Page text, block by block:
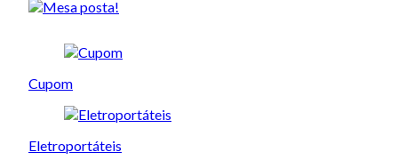
Cupom
Eletroportáteis